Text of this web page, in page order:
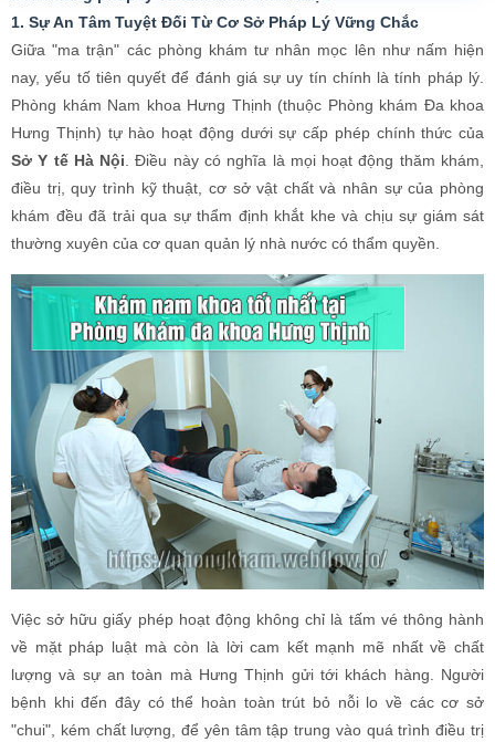
Việc sở hữu giấy phép hoạt động không chỉ là tấm vé thông hành
về mặt pháp luật mà còn là lời cam kết mạnh mẽ nhất về chất
lượng và sự an toàn mà Hưng Thịnh gửi tới khách hàng. Người
bệnh khi đến đây có thể hoàn toàn trút bỏ nỗi lo về các cơ sở
"chui", kém chất lượng, để yên tâm tập trung vào quá trình điều trị
và hồi phục.
2. Tầm Nhìn Và Sứ Mệnh: Vượt Trên Cả Việc Chữa Bệnh
Tại Hưng Thịnh, chúng tôi quan niệm rằng sức khỏe nam giới
không chỉ là sự vắng mặt của bệnh tật, mà là trạng thái hoàn toàn
thoải mái về thể chất, tinh thần và xã hội. Sứ mệnh của chúng tôi
không chỉ dừng lại ở việc điều trị dứt điểm các triệu chứng bệnh lý,
mà còn là giúp nam giới lấy lại sự tự tin, phong độ đỉnh cao để tận
hưởng cuộc sống một cách trọn vẹn nhất.